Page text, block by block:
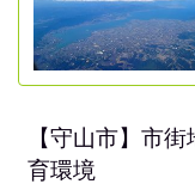
【守山市】市
育環境